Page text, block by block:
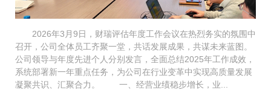
2026年3月9日，财瑞评估年度工作会议在热烈务实的氛围中
召开，公司全体员工齐聚一堂，共话发展成果，共谋未来蓝图。
公司领导与年度先进个人分别发言，全面总结2025年工作成效，
系统部署新一年重点任务，为公司在行业变革中实现高质量发展
凝聚共识、汇聚合力。 一、经营业绩稳步增长，业...